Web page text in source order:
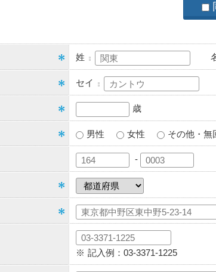
姓
セイ
歳
男性 女性 その他・無
-
記入例：03-3371-1225